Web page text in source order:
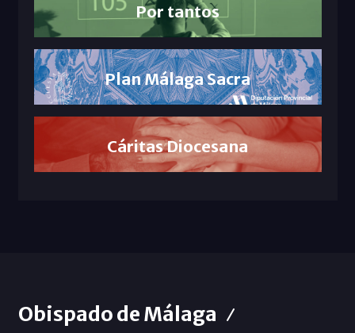
Por tantos
Plan Málaga Sacra
Cáritas Diocesana
Obispado de Málaga